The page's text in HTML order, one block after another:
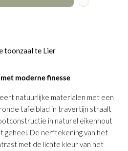
toonzaal te Lier
moderne finesse
natuurlijke materialen met een
tafelblad in travertijn straalt
in naturel eikenhout
geheel. De nerftekening van het
met de lichte kleur van het